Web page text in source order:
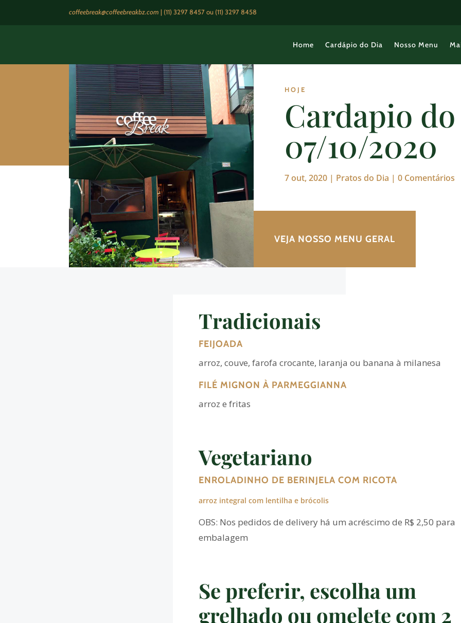
coffeebreak@coffeebreakbz.com | (11) 3297 8457ou (11) 3297 8458
Home Cardápio do Dia Nosso Menu
HOJE
Cardapio
07/10/2020
7 out, 2020| Pratos do Dia | 0 Comentários
VEJA NOSSO MENU GERAL
Tradicionais
FEIJOADA
arroz, couve, farofa crocante, laranja ou banana à milanesa
FILÉ MIGNON À PARMEGGIANNA
arroz e fritas
Vegetariano
ENROLADINHO DE BERINJELA COM RICOTA
arroz integral com lentilha e brócolis
OBS: Nos pedidos de delivery há um acréscimo de R$ 2,50 para
embalagem
Se preferir, escolha um
grelhado ou omelete com 2